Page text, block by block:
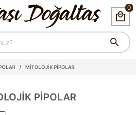
0
/ MİTOLOJİK PİPOLAR
PİPOLAR